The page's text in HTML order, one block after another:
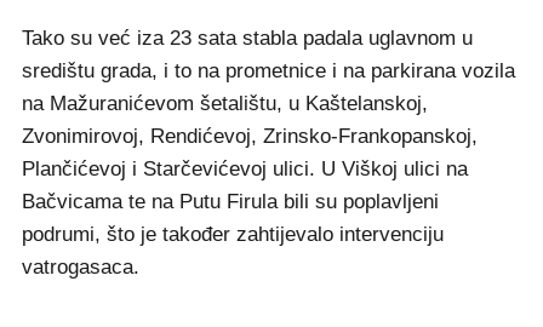
Tako su već iza 23 sata stabla padala uglavnom u
središtu grada, i to na prometnice i na parkirana vozila
na Mažuranićevom šetalištu, u Kaštelanskoj,
Zvonimirovoj, Rendićevoj, Zrinsko-Frankopanskoj,
Plančićevoj i Starčevićevoj ulici. U Viškoj ulici na
Bačvicama te na Putu Firula bili su poplavljeni
podrumi, što je također zahtijevalo intervenciju
vatrogasaca.